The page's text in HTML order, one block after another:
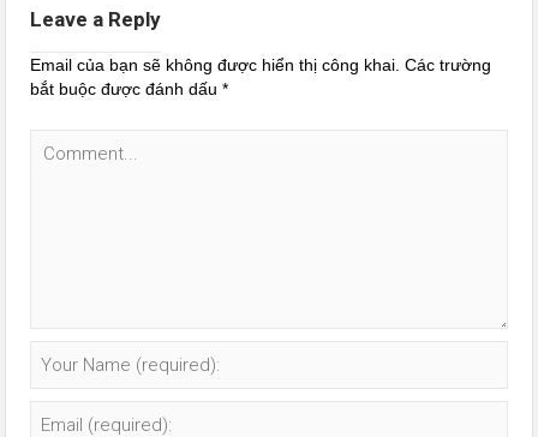
Leave a Reply
Email của bạn sẽ không được hiển thị công khai. Các trường
bắt buộc được đánh dấu*